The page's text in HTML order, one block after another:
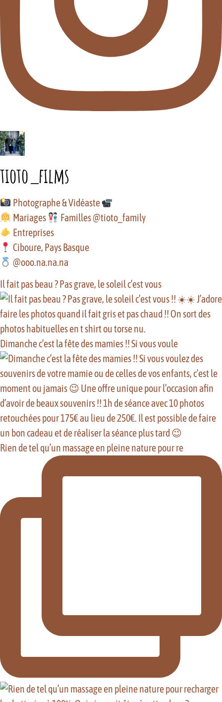
tioto_films
Photographe & Vidéaste
Mariages
Familles @tioto_family
Entreprises
Ciboure, Pays Basque
@ooo.na.na.na
Il fait pas beau ? Pas grave, le soleil c’est vous
Dimanche c’est la fête des mamies !! Si vous voule
Rien de tel qu’un massage en pleine nature pour re